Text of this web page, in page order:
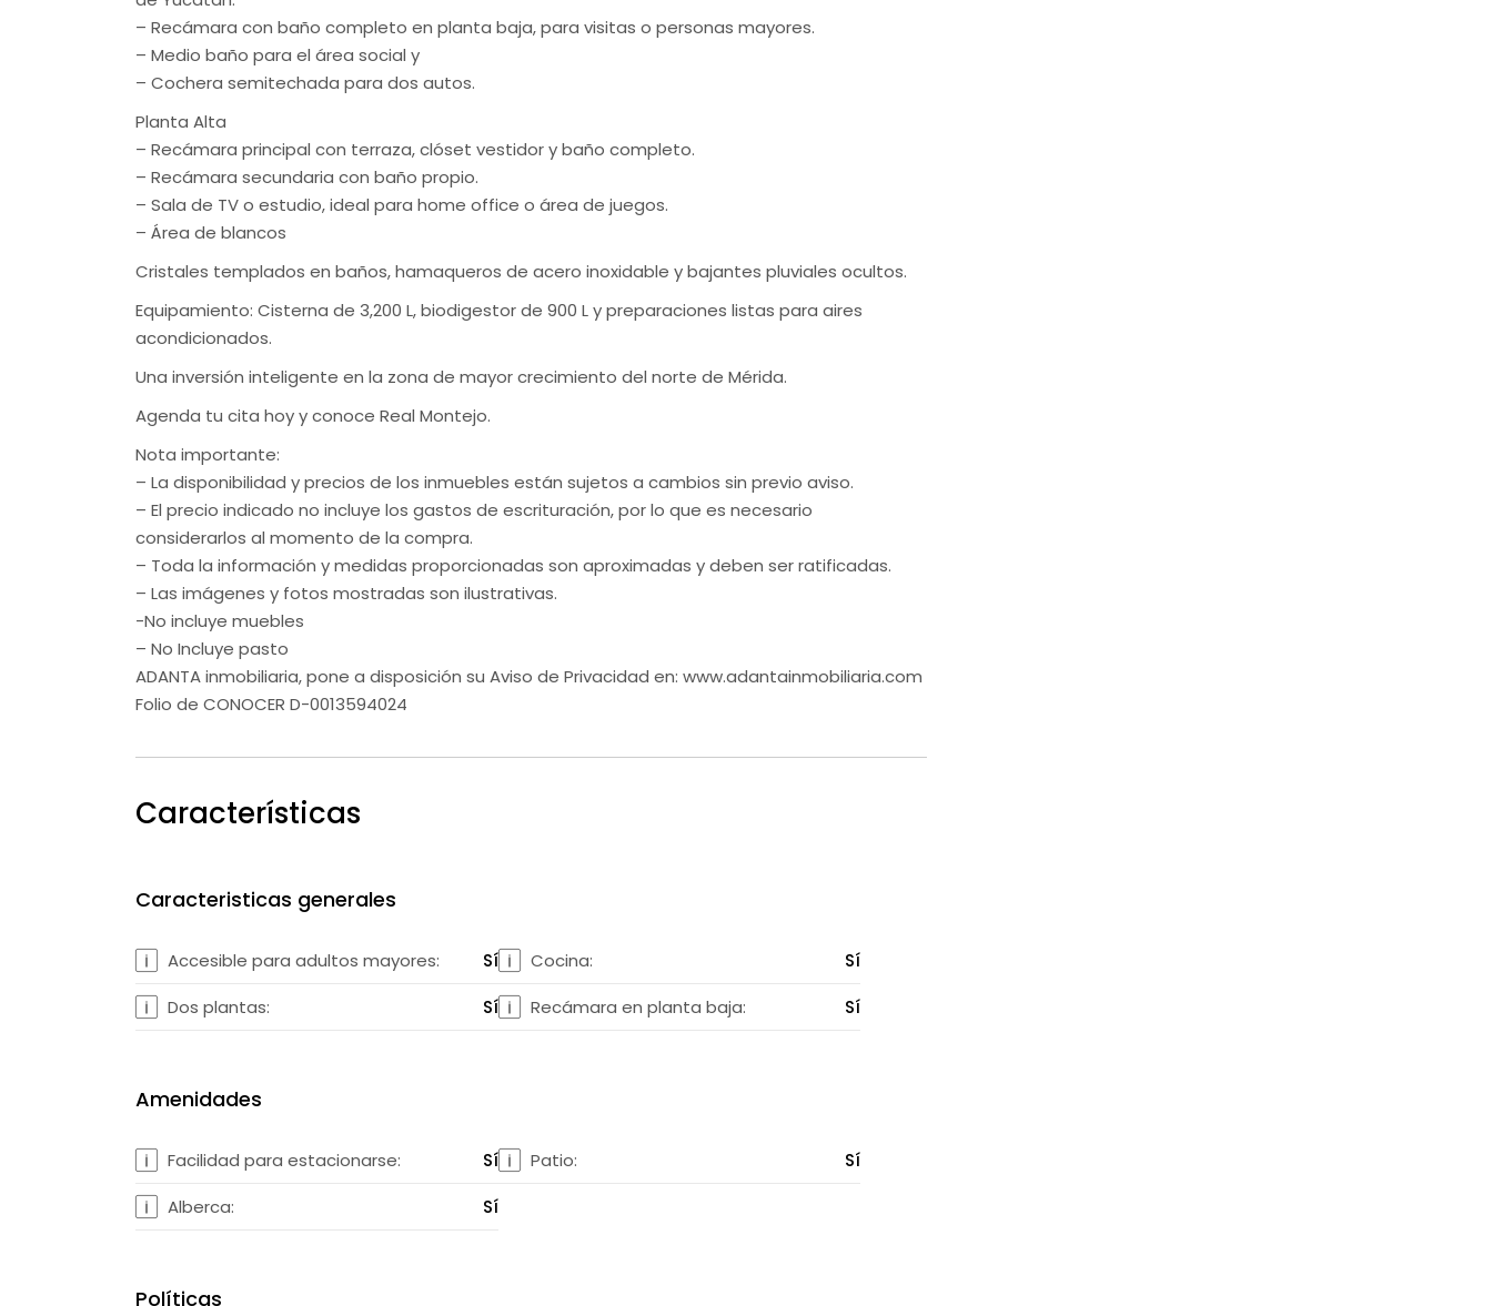
– Recámara con baño completo en planta baja, para visitas o personas mayores.
– Medio baño para el área social y
– Cochera semitechada para dos autos.
Planta Alta
– Recámara principal con terraza, clóset vestidor y baño completo.
– Recámara secundaria con baño propio.
– Sala de TV o estudio, ideal para home office o área de juegos.
– Área de blancos
Cristales templados en baños, hamaqueros de acero inoxidable y bajantes pluviales ocultos.
Equipamiento: Cisterna de 3,200 L, biodigestor de 900 L y preparaciones listas para aires
acondicionados.
Una inversión inteligente en la zona de mayor crecimiento del norte de Mérida.
Agenda tu cita hoy y conoce Real Montejo.
Nota importante:
– La disponibilidad y precios de los inmuebles están sujetos a cambios sin previo aviso.
– El precio indicado no incluye los gastos de escrituración, por lo que es necesario
considerarlos al momento de la compra.
– Toda la información y medidas proporcionadas son aproximadas y deben ser ratificadas.
– Las imágenes y fotos mostradas son ilustrativas.
-No incluye muebles
– No Incluye pasto
ADANTA inmobiliaria, pone a disposición su Aviso de Privacidad en: www.adantainmobiliaria.com
Folio de CONOCER D-0013594024
Características
Caracteristicas generales
Accesible para adultos mayores: Sí Cocina:
Sí
Dos plantas:
Sí Recámara en planta baja: Sí
Amenidades
Facilidad para estacionarse: Sí Patio:
Sí
Alberca:
Sí
Políticas